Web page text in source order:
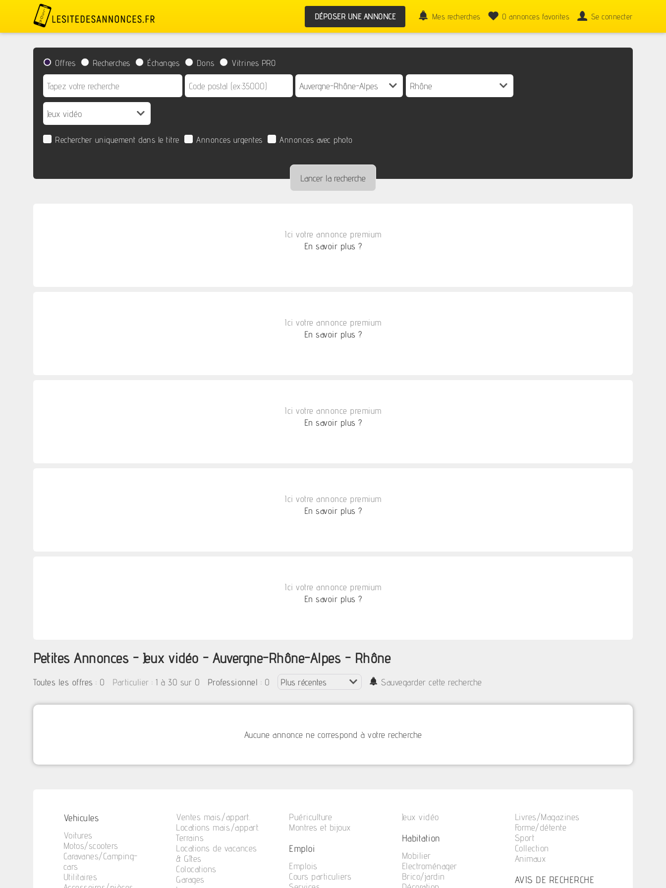
DÉPOSER UNE ANNONCE Mes recherches 0 annonces favorites Se connecter
Offres Recherches Échanges Dons Vitrines PRO
Rechercher uniquement dans le titre Annonces urgentes Annonces avec photo
Ici votre annonce premium
En savoir plus ?
Ici votre annonce premium
En savoir plus ?
Ici votre annonce premium
En savoir plus ?
Ici votre annonce premium
En savoir plus ?
Ici votre annonce premium
En savoir plus ?
Petites Annonces - Jeux vidéo - Auvergne-Rhône-Alpes - Rhône
Toutes les offres : 0 Particulier : 1 à 30 sur 0 Professionnel : 0 Sauvegarder cette recherche
Aucune annonce ne correspond à votre recherche
Vehicules
Voitures
Motos/scooters
Caravanes/Camping-
cars
Utilitaires
Ventes mais./appart.
Locations mais./appart.
Terrains
Locations de vacances
& Gîtes
Colocations
Garages
Puériculture
Montres et bijoux
Emploi
Emplois
Cours particuliers
Jeux vidéo
Habitation
Mobilier
Electroménager
Brico/jardin
Livres/Magazines
Forme/détente
Sport
Collection
Animaux
AVIS DE RECHERCHE